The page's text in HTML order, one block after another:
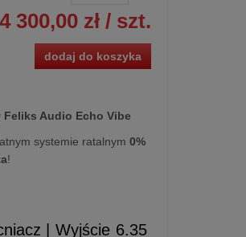
4 300,00 zł/ szt.
dodaj do koszyka
Feliks Audio Echo Vibe
systemie ratalnym 0%
!
| Wyjście 6.35